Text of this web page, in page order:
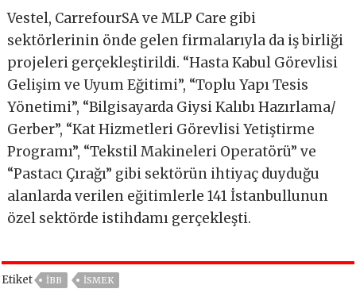
Vestel, CarrefourSA ve MLP Care gibi
sektörlerinin önde gelen firmalarıyla da iş birliği
projeleri gerçekleştirildi. “Hasta Kabul Görevlisi
Gelişim ve Uyum Eğitimi”, “Toplu Yapı Tesis
Yönetimi”, “Bilgisayarda Giysi Kalıbı Hazırlama/
Gerber”, “Kat Hizmetleri Görevlisi Yetiştirme
Programı”, “Tekstil Makineleri Operatörü” ve
“Pastacı Çırağı” gibi sektörün ihtiyaç duyduğu
alanlarda verilen eğitimlerle 141 İstanbullunun
özel sektörde istihdamı gerçekleşti.
Etiket IBB ISMEK